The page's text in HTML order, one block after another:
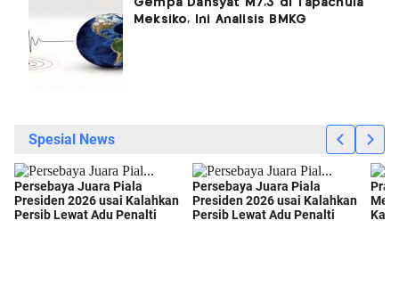
Gempa Dahsyat M7,3 di Tapachula
Meksiko, Ini Analisis BMKG